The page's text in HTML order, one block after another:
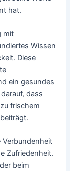
hat.
mit
Wissen
Diese
ein gesundes
dass
frischem
Verbundenheit
Zufriedenheit.
beim